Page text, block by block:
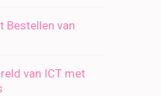
Bestellen van
van ICT met